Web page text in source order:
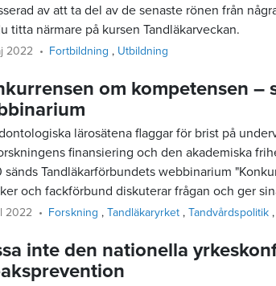
av att ta del av de senaste rönen från
titta närmare på kursen Tandläkarveckan.
2022 Fortbildning Utbildning
om kompetensen –
lärosätena flaggar för brist på
finansiering och den akademiska
sänds Tandläkarförbundets webbinarium
och fackförbund diskuterar frågan och ger
2022 Forskning Tandläkaryrket Tandvårdspolitik
inte den nationella